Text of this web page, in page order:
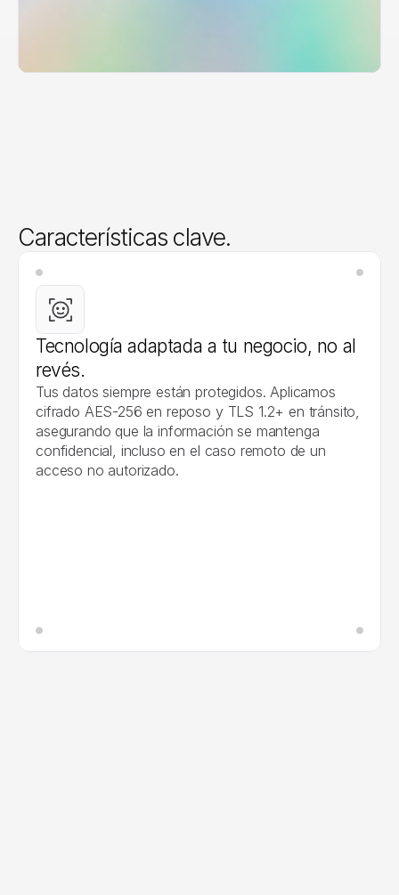
Características clave.
Tecnología adaptada a tu negocio, no al
revés.
Tus datos siempre están protegidos. Aplicamos
cifrado AES-256 en reposo y TLS 1.2+ en tránsito,
asegurando que la información se mantenga
confidencial, incluso en el caso remoto de un
acceso no autorizado.